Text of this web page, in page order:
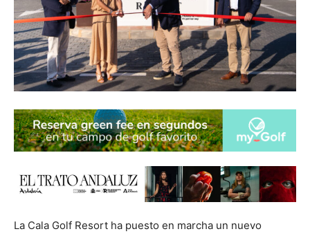
La Cala Golf Resort ha puesto en marcha un nuevo